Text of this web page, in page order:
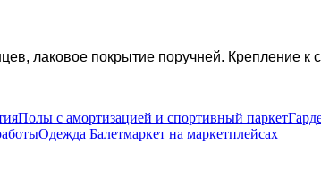
лаковое покрытие поручней. Крепление к
Полы с амортизацией и спортивный паркет
Одежда Балетмаркет на маркетплейсах